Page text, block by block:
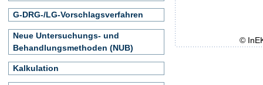
G-DRG-/LG-Vorschlagsverfahren
Neue Untersuchungs- und
Behandlungsmethoden (NUB)
Kalkulation
©